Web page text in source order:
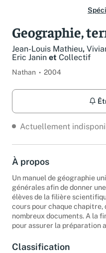
Geographie,
Jean-Louis Mathieu,
Eric Janin et Collectif
Nathan 2004
Actuellement
À propos
Un manuel de géographie
générales afin de donner
élèves de la filière
cours pour chaque chapitre,
nombreux documents. A la
pour assurer la préparation
Classification